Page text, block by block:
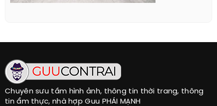
Chuyên sưu tầm hình ảnh, thông tin thời trang, thông
tin ẩm thực, nhà hợp Guu PHÁI MẠNH